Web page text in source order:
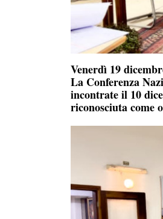
Venerdì 19
La Conferenza
incontrate il 10
riconosciuta come